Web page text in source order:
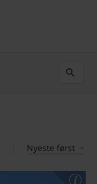
Nyeste først